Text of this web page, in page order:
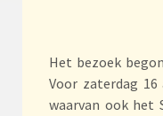
Het bezoek
Voor zaterdag
waarvan ook het